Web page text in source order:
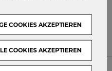
COOKIES AKZEPTIEREN
COOKIES AKZEPTIEREN